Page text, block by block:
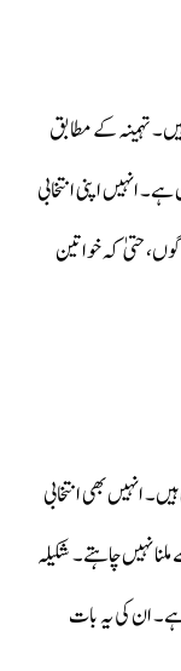
لڑ رہی ہیں۔ تہمینہ کے مطابق
انہیں اپنی انتخابی
حتیٰ کہ خواتین
کر رہی ہیں۔ انہیں بھی انتخابی
نہیں چاہتے۔ شکیلہ
ان کی یہ بات